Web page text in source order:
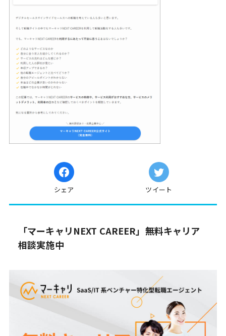
シェア ツイート
「マーキャリNEXT CAREER」無料キャリア
相談実施中